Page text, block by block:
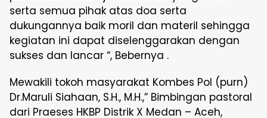
serta semua pihak atas doa serta
dukungannya baik moril dan materil sehingga
kegiatan ini dapat diselenggarakan dengan
sukses dan lancar “, Bebernya .
Mewakili tokoh masyarakat Kombes Pol (purn)
Dr.Maruli Siahaan, S.H., M.H.,” Bimbingan pastoral
dari Praeses HKBP Distrik X Medan – Aceh,